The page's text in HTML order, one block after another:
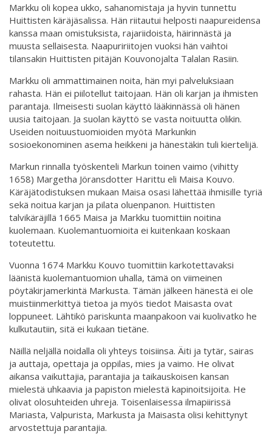
Markku oli kopea ukko, sahanomistaja ja hyvin tunnettu
Huittisten käräjäsalissa. Hän riitautui helposti naapureidensa
kanssa maan omistuksista, rajariidoista, häirinnästä ja
muusta sellaisesta. Naapuririitojen vuoksi hän vaihtoi
tilansakin Huittisten pitäjän Kouvonojalta Talalan Rasiin.
Markku oli ammattimainen noita, hän myi palveluksiaan
rahasta. Hän ei piilotellut taitojaan. Hän oli karjan ja ihmisten
parantaja. Ilmeisesti suolan käyttö lääkinnässä oli hänen
uusia taitojaan. Ja suolan käyttö se vasta noituutta olikin.
Useiden noituustuomioiden myötä Markunkin
sosioekonominen asema heikkeni ja hänestäkin tuli kiertelijä.
Markun rinnalla työskenteli Markun toinen vaimo (vihitty
1658) Margetha Jöransdotter Harittu eli Maisa Kouvo.
Käräjätodistuksen mukaan Maisa osasi lähettää ihmisille tyriä
sekä noitua karjan ja pilata oluenpanon. Huittisten
talvikäräjillä 1665 Maisa ja Markku tuomittiin noitina
kuolemaan. Kuolemantuomioita ei kuitenkaan koskaan
toteutettu.
Vuonna 1674 Markku Kouvo tuomittiin karkotettavaksi
läänistä kuolemantuomion uhalla, tämä on viimeinen
pöytäkirjamerkintä Markusta. Tämän jälkeen hänestä ei ole
muistiinmerkittyä tietoa ja myös tiedot Maisasta ovat
loppuneet. Lähtikö pariskunta maanpakoon vai kuolivatko he
kulkutautiin, sitä ei kukaan tietäne.
Näillä neljällä noidalla oli yhteys toisiinsa. Äiti ja tytär, sairas
ja auttaja, opettaja ja oppilas, mies ja vaimo. He olivat
aikansa vaikuttajia, parantajia ja taikauskoisen kansan
mielestä uhkaavia ja papiston mielestä kapinoitsijoita. He
olivat olosuhteiden uhreja. Toisenlaisessa ilmapiirissä
Mariasta, Valpurista, Markusta ja Maisasta olisi kehittynyt
arvostettuja parantajia.